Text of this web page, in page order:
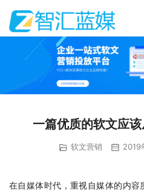
一篇优质的软文应
软文营销 2019
在自媒体时代，重视自媒体的内